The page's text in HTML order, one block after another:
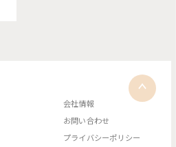
会社情報
お問い合わせ
プライバシーポリシー